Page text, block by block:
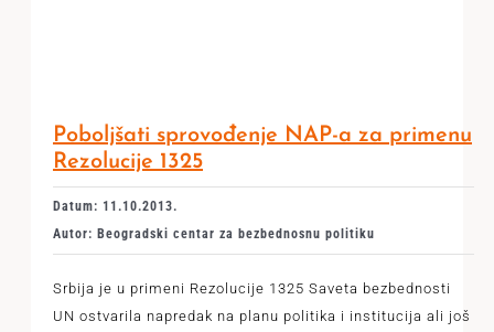
Poboljšati sprovođenje NAP-a za primenu
Rezolucije 1325
Datum: 11.10.2013.
Autor: Beogradski centar za bezbednosnu politiku
Srbija je u primeni Rezolucije 1325 Saveta bezbednosti
UN ostvarila napredak na planu politika i institucija ali još